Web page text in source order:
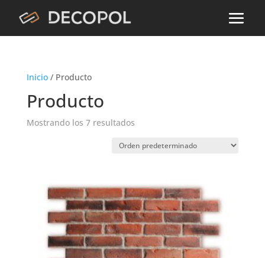
Inicio/ Producto
Producto
Mostrando los 7 resultados